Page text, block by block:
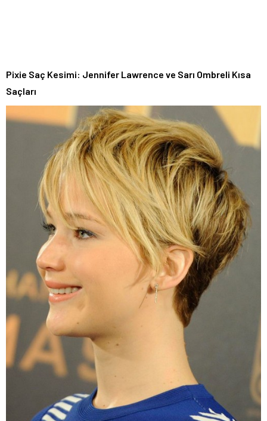
Pixie Saç Kesimi: Jennifer Lawrence ve Sarı Ombreli Kısa
Saçları